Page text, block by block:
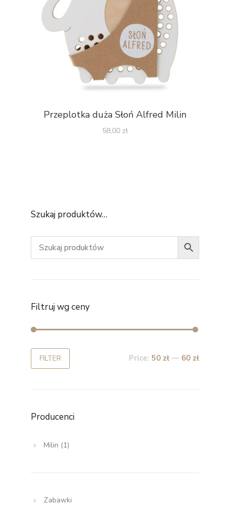
Przeplotka duża Słoń Alfred Milin
58,00 zł
Szukaj produktów…
Filtruj wg ceny
FILTER Price: 50 zł — 60 zł
Producenci
Milin (1)
Zabawki